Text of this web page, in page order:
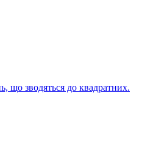
що зводяться до квадратних.